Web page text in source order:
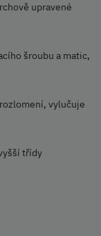
upravené
šroubu a matic,
vylučuje
třídy